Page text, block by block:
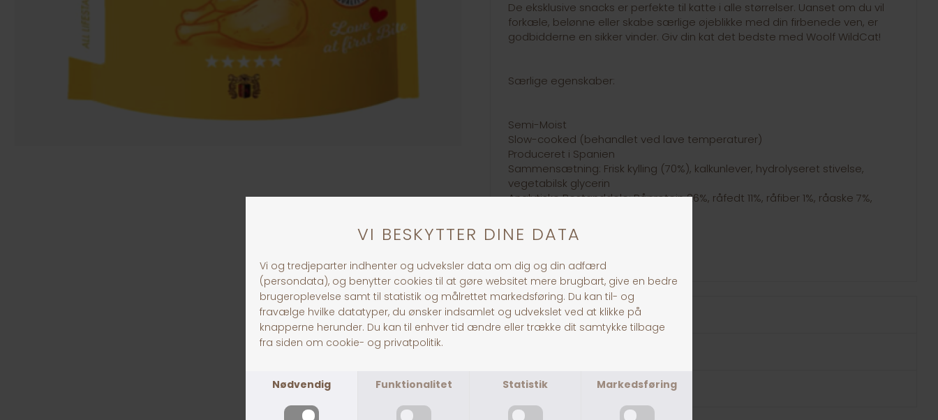
De eksklusive snacks er perfekte til katte i alle størrelser. Uanset om du vil
forkæle, belønne eller skabe særlige øjeblikke med din firbenede ven, er
godbidderne en sikker vinder. Giv din kat det bedste med Woolf WildCat!
Særlige egenskaber:
Semi-Moist
Slow-cooked (behandlet ved lave temperaturer)
Produceret i Spanien
Sammensætning: Frisk kylling (70%), kalkunlever, hydrolyseret stivelse,
vegetabilsk glycerin
Analytiske Bestanddele: Råprotein 26%, råfedt 11%, råfiber 1%, råaske 7%,
30 dages returret
1-3 dages levering